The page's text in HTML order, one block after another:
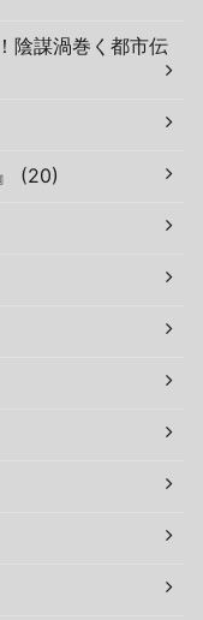
陰謀渦巻く都市伝
(20)